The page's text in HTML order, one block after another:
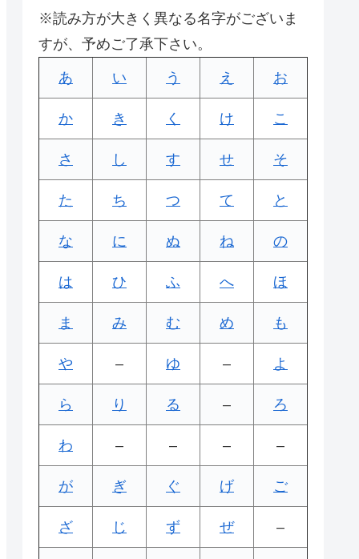
※読み方が大きく異なる名字がございま
すが、予めご了承下さい。
あ い う え お
か き く け こ
さ し す せ そ
た ち つ て と
な に ぬ ね の
は ひ ふ へ ほ
ま み む め も
や – ゆ – よ
ら り る – ろ
わ – – – –
が ぎ ぐ げ ご
ざ じ ず ぜ –